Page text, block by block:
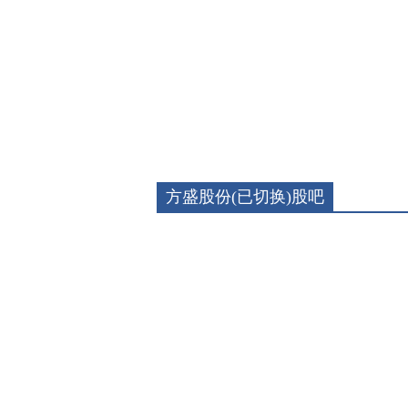
方盛股份(已切换)股吧